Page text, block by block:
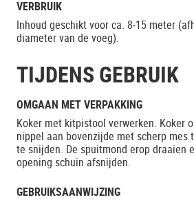
VERBRUIK
Inhoud geschikt voor ca. 8-15 meter
diameter van de voeg).
TIJDENS GEBRUIK
OMGAAN MET VERPAKKING
Koker met kitpistool verwerken. Koker
nippel aan bovenzijde met scherp
te snijden. De spuitmond erop draaien
opening schuin afsnijden.
GEBRUIKSAANWIJZING